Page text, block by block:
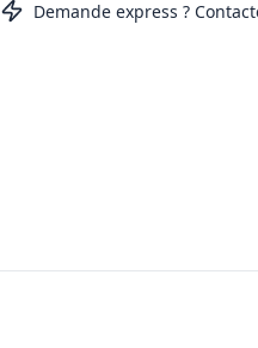
Demande express ?